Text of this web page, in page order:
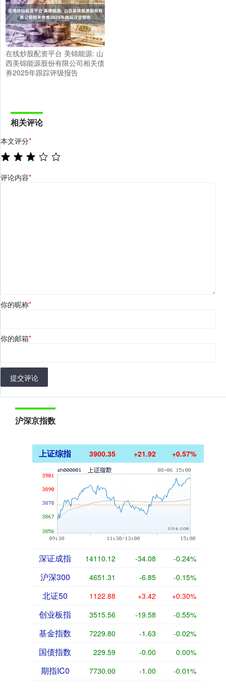
在线炒股配资平台 美锦能源: 山
西美锦能源股份有限公司相关债
券2025年跟踪评级报告
相关评论
本文评分*
评论内容*
你的昵称*
你的邮箱*
提交评论
沪深京指数
上证综指 3900.35 +21.92 +0.57%
深证成指 14110.12 -34.08 -0.24%
沪深300 4651.31 -6.85 -0.15%
北证50 1122.88 +3.42 +0.30%
创业板指 3515.56 -19.58 -0.55%
基金指数 7229.80 -1.63 -0.02%
国债指数 229.59 -0.00 0.00%
期指IC0 7730.00 -1.00 -0.01%